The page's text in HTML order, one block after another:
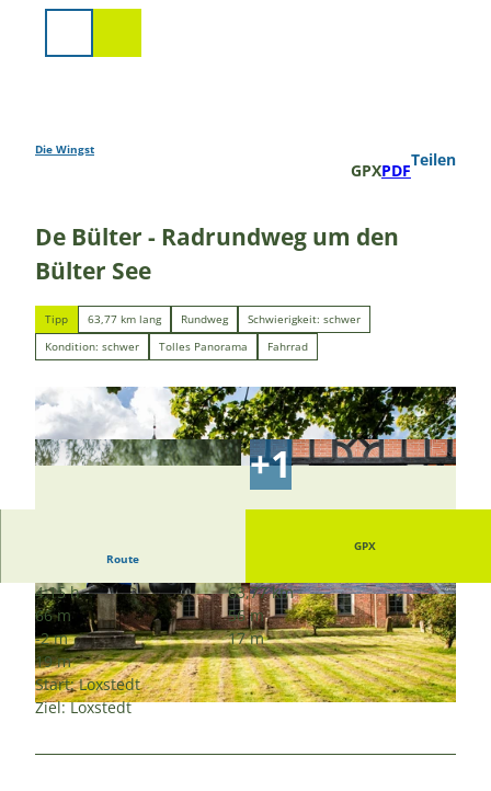
Die Wingst
GPXPDF
Teilen
De Bülter - Radrundweg um den
Bülter See
Tipp 63,77 km lang Rundweg
Schwierigkeit: schwer
Kondition: schwer
Tolles Panorama Fahrrad
© Florian Trykowski, Cuxland-Tourismus, Fotograf Florian Trykowski |
© Nele Martensen, Cuxland-Tourismus, Fotogr
afin Nele Martensen |CC-BY-SA
© Florian Trykowski, Cuxland-Tourismus, Floria
n Trykowski |CC-BY-SA
Route
GPX
4:15 h
63,77 km
66 m
56 m
-2 m
17 m
19 m
Start: Loxstedt
Ziel: Loxstedt